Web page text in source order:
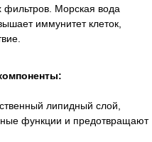
Морская вода
иммунитет клеток,
липидный слой,
функции и предотвращают